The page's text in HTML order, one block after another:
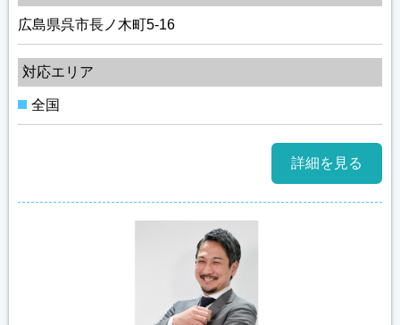
広島県呉市長ノ木町5-16
対応エリア
全国
詳細を見る